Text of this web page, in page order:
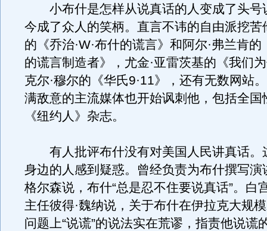
小布什是怎样从说真话的人变成了头号
今成了众人的笑柄。直言不讳的自由派挖苦
的《乔治·W·布什的谎言》和阿尔·弗兰肯
的谎言制造者》，尤金·亚雷茨基的《我们
克尔·穆尔的《华氏9·11》，还有无数网站
满敌意的主流媒体也开始讽刺他，包括全国
《纽约人》杂志。
有人批评布什没有对美国人民讲真话。
身边的人感到疑惑。曾经负责为布什撰写演
格尔森说，布什“总是忍不住要说真话”。白
主任彼得·魏纳说，关于布什在伊拉克大规
问题上“说谎”的说法实在荒谬，指责他说谎